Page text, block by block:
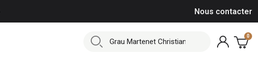
Nous contacter